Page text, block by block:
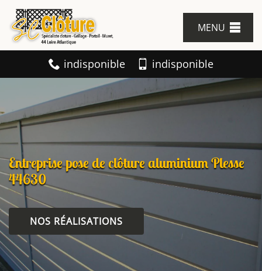
MENU
indisponible indisponible
Entreprise pose de clôture aluminium Plesse
44630
NOS RÉALISATIONS